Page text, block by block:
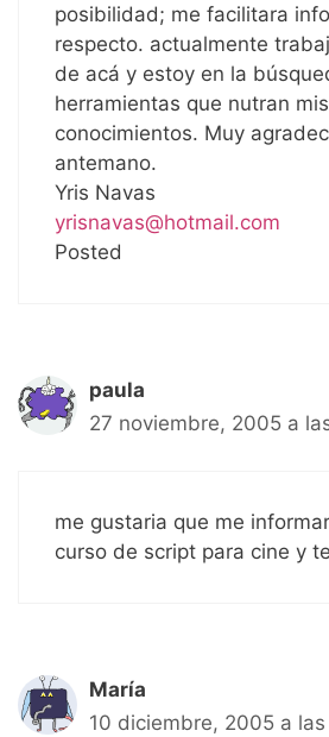
posibilidad; me facilitara
respecto. actualmente
de acá y estoy en la
herramientas que nutran mis
conocimientos. Muy
antemano.
Yris Navas
yrisnavas@hotmail.com
Posted
paula
27 noviembre, 2005 a
me gustaria que me
curso de script para cine y
María
10 diciembre, 2005 a las